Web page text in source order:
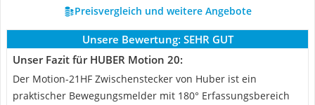
Preisvergleich und weitere Angebote
Unsere Bewertung: SEHR GUT
Unser Fazit für HUBER Motion 20:
Der Motion-21HF Zwischenstecker von Huber ist ein
praktischer Bewegungsmelder mit 180° Erfassungsbereich